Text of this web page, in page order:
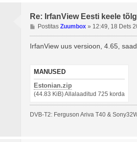
Re: IrfanView Eesti keele
P
o
s
t
u
s
Postitas Zuumbox» 12:49, 18 Dets
IrfanView uus versioon, 4.65,
MANUSED
Estonian.zip
(44.83 KiB) Allalaaditud 725 korda
DVB-T2: Ferguson Ariva T40 &